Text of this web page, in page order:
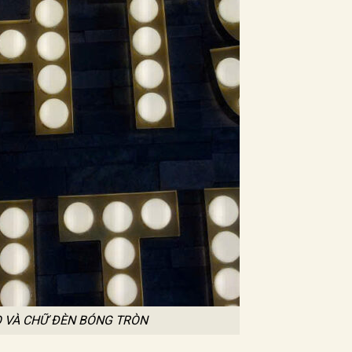
VÀ CHỮ ĐÈN BÓNG TRÒN